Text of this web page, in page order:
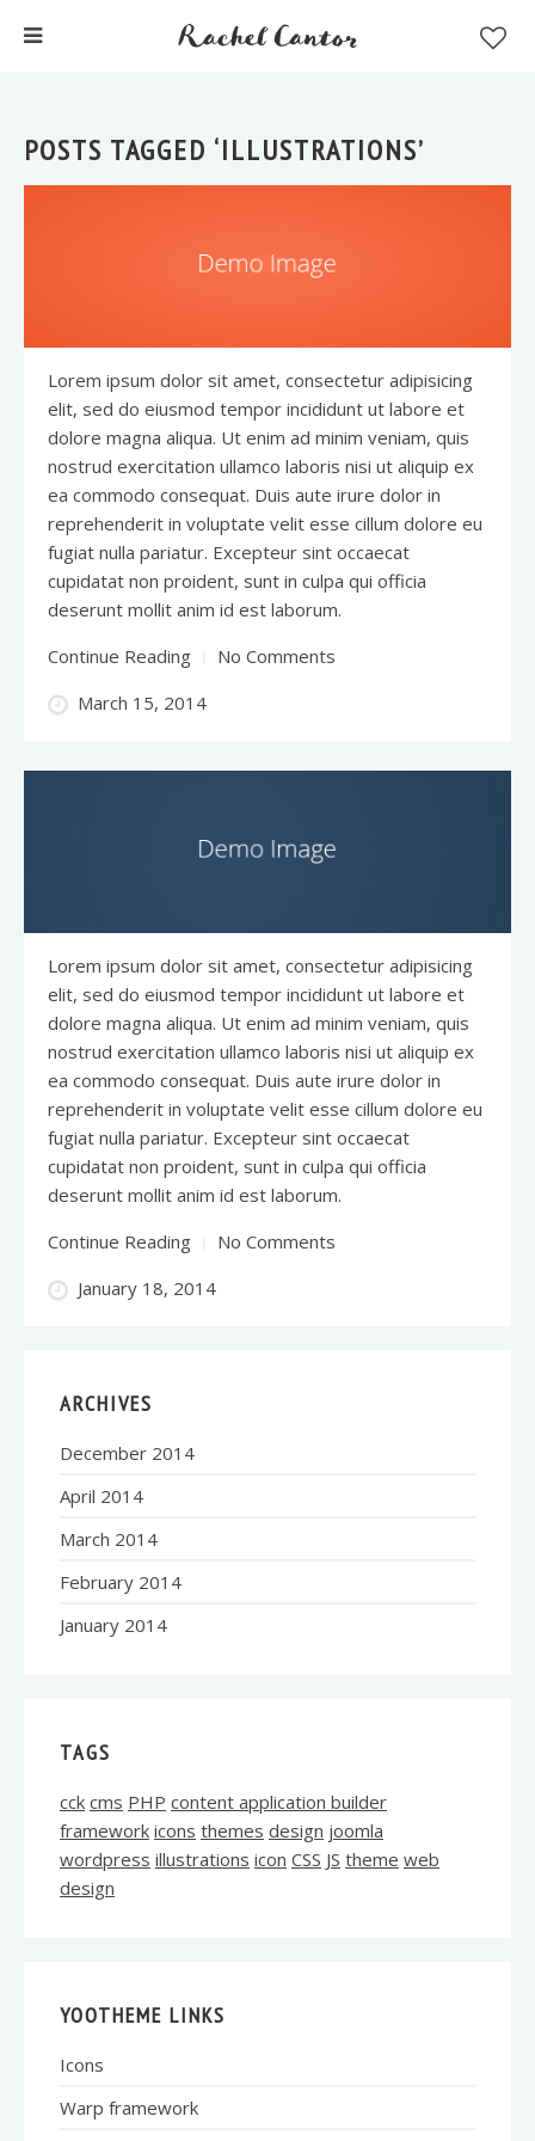
POSTS TAGGED ‘ILLUSTRATIONS’
Lorem ipsum dolor sit amet, consectetur adipisicing
elit, sed do eiusmod tempor incididunt ut labore et
dolore magna aliqua. Ut enim ad minim veniam, quis
nostrud exercitation ullamco laboris nisi ut aliquip ex
ea commodo consequat. Duis aute irure dolor in
reprehenderit in voluptate velit esse cillum dolore eu
fugiat nulla pariatur. Excepteur sint occaecat
cupidatat non proident, sunt in culpa qui officia
deserunt mollit anim id est laborum.
Continue Reading
No Comments
March 15, 2014
Lorem ipsum dolor sit amet, consectetur adipisicing
elit, sed do eiusmod tempor incididunt ut labore et
dolore magna aliqua. Ut enim ad minim veniam, quis
nostrud exercitation ullamco laboris nisi ut aliquip ex
ea commodo consequat. Duis aute irure dolor in
reprehenderit in voluptate velit esse cillum dolore eu
fugiat nulla pariatur. Excepteur sint occaecat
cupidatat non proident, sunt in culpa qui officia
deserunt mollit anim id est laborum.
Continue Reading
No Comments
January 18, 2014
ARCHIVES
December 2014
April 2014
March 2014
February 2014
January 2014
TAGS
cck cms PHP content application builder
framework icons themes design joomla
wordpress illustrations icon CSS JS theme web
design
YOOTHEME LINKS
Icons
Warp framework